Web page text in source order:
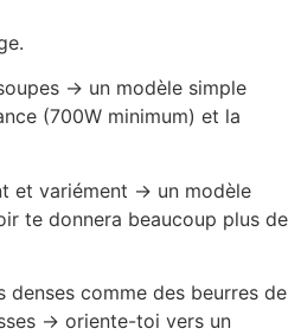
→ un modèle simple
(700W minimum) et la
et variément → un modèle
te donnera beaucoup plus de
denses comme des beurres de
→ oriente-toi vers un